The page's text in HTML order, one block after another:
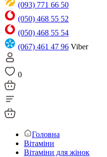
(093) 771 66 50
(050) 468 55 52
(050) 468 55 54
(067) 461 47 96 Viber
0
Головна
Вітаміни
Вітаміни для жінок